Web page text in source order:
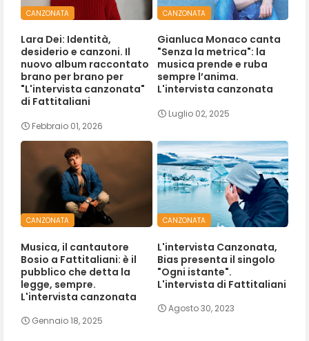
CANZONATA
Lara Dei: Identità,
desiderio e canzoni. Il
nuovo album raccontato
brano per brano per
"L'intervista canzonata"
di Fattitaliani
Febbraio 01, 2026
CANZONATA
Gianluca Monaco canta
"Senza la metrica": la
musica prende e ruba
sempre l’anima.
L'intervista canzonata
Luglio 02, 2025
CANZONATA
Musica, il cantautore
Bosio a Fattitaliani: è il
pubblico che detta la
legge, sempre.
L'intervista canzonata
Gennaio 18, 2025
CANZONATA
L'intervista Canzonata,
Bias presenta il singolo
"Ogni istante".
L'intervista di Fattitaliani
Agosto 30, 2023